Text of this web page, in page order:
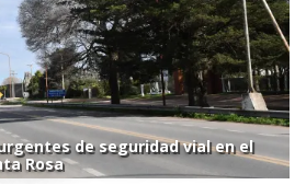
de seguridad vial en el
Rosa